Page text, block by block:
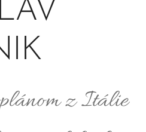
z Itálie